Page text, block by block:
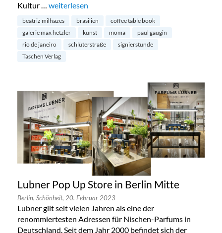
Kultur … „Einladung zur Signierstunde von Beatriz Milhazes“
weiterlesen
beatriz milhazes brasilien
coffee table book
galerie max hetzler
kunst moma
paul gaugin
rio de janeiro
schlüterstraße
signierstunde
Taschen Verlag
Lubner Pop Up Store in Berlin Mitte
Berlin, Schönheit, 20. Februar 2023
Lubner gilt seit vielen Jahren als eine der
renommiertesten Adressen für Nischen-Parfums in
Deutschland. Seit dem Jahr 2000 befindet sich der